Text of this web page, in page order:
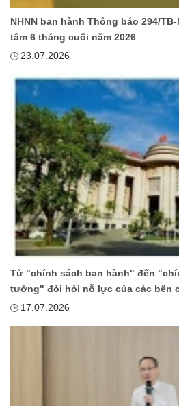
NHNN ban hành Thông báo 294/
tâm 6 tháng cuối năm 2026
23.07.2026
Từ "chính sách ban hành" đến
tưởng" đòi hỏi nỗ lực của các bên
17.07.2026